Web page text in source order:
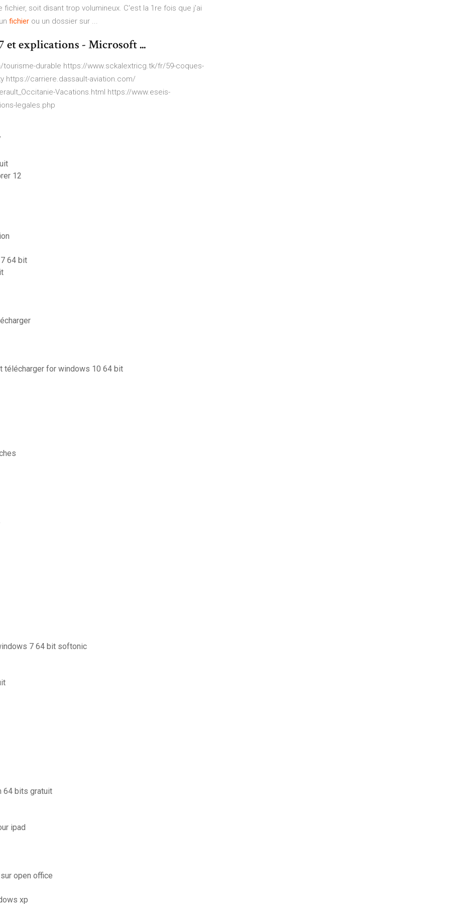
soit disant trop volumineux. C'est la 1re fois que j'ai
fichier ou un dossier sur ...
et explications - Microsoft ...
durable https://www.sckalextricg.tk/fr/59-coques-
https://carriere.dassault-aviation.com/
Vacations.html https://www.eseis-
legales.php
12
64 bit
for windows 10 64 bit
7 64 bit softonic
64 bits gratuit
ipad
open office
xp